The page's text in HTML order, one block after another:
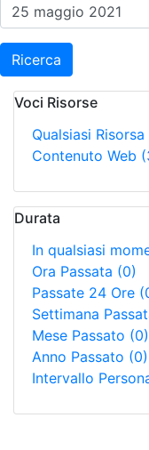
Ricerca
Voci Risorse
Qualsiasi Risorsa
Contenuto Web
Durata
In qualsiasi
Ora Passata (0)
Passate 24 Ore
Settimana
Mese Passato (0)
Anno Passato (0)
Intervallo